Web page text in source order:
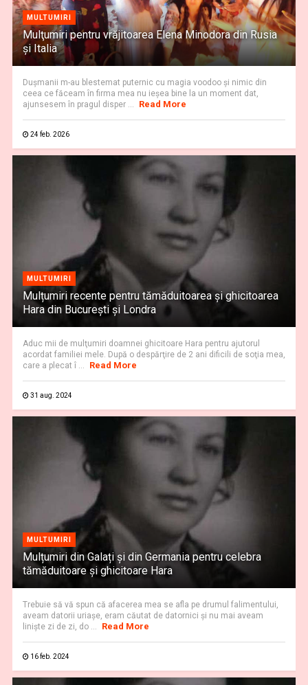
MULTUMIRI
Mulţumiri pentru vrăjitoarea Elena Minodora din Rusia
și Italia
Duşmanii m-au blestemat puternic cu magia voodoo şi nimic din
ceea ce făceam în firma mea nu ieşea bine la un moment dat,
ajunsesem în pragul disper ...
Read More
24 feb. 2026
MULTUMIRI
Mulțumiri recente pentru tămăduitoarea și ghicitoarea
Hara din București și Londra
Aduc mii de mulţumiri doamnei ghicitoare Hara pentru ajutorul
acordat familiei mele. După o despărţire de 2 ani dificili de soţia mea,
care a plecat î ...
Read More
31 aug. 2024
MULTUMIRI
Mulțumiri din Galați și din Germania pentru celebra
tămăduitoare și ghicitoare Hara
Trebuie să vă spun că afacerea mea se afla pe drumul falimentului,
aveam datorii uriaşe, eram căutat de datornici şi nu mai aveam
linişte zi de zi, do ...
Read More
16 feb. 2024